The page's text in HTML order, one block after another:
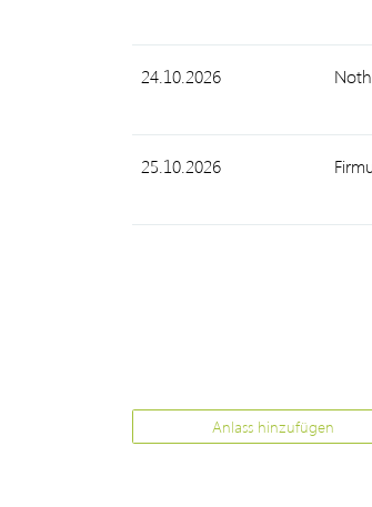
24.10.2026
25.10.2026
Anlass hinzufügen